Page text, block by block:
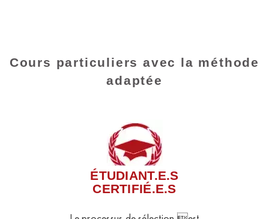
Cours particuliers avec la méthode
adaptée
ÉTUDIANT.E.S
CERTIFIÉ.E.S